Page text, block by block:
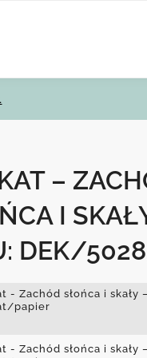
–
I
DEK/
- Zachód słońca i skały
papier
- Zachód słońca i skały